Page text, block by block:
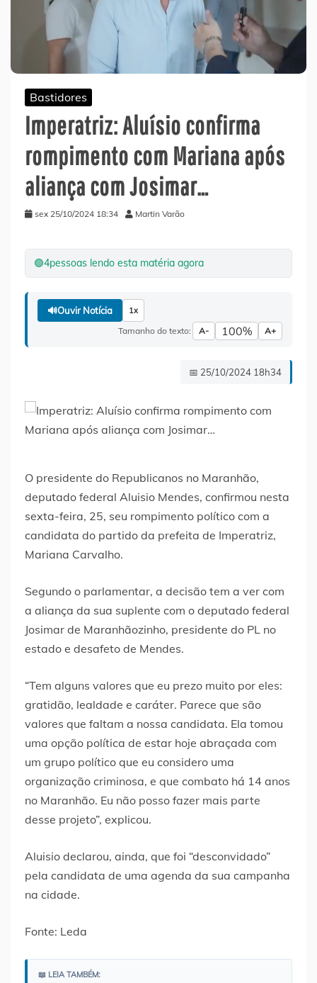
Bastidores
Imperatriz: Aluísio confirma
rompimento com Mariana após
aliança com Josimar…
sex 25/10/2024 18:34 Martin Varão
🟢4pessoas lendo esta matéria agora
🔊Ouvir Notícia 1x
Tamanho do texto: A- 100% A+
📅 25/10/2024 18h34
O presidente do Republicanos no Maranhão,
deputado federal Aluisio Mendes, confirmou nesta
sexta-feira, 25, seu rompimento político com a
candidata do partido da prefeita de Imperatriz,
Mariana Carvalho.
Segundo o parlamentar, a decisão tem a ver com
a aliança da sua suplente com o deputado federal
Josimar de Maranhãozinho, presidente do PL no
estado e desafeto de Mendes.
“Tem alguns valores que eu prezo muito por eles:
gratidão, lealdade e caráter. Parece que são
valores que faltam a nossa candidata. Ela tomou
uma opção política de estar hoje abraçada com
um grupo político que eu considero uma
organização criminosa, e que combato há 14 anos
no Maranhão. Eu não posso fazer mais parte
desse projeto”, explicou.
Aluisio declarou, ainda, que foi “desconvidado”
pela candidata de uma agenda da sua campanha
na cidade.
Fonte: Leda
📖 LEIA TAMBÉM: